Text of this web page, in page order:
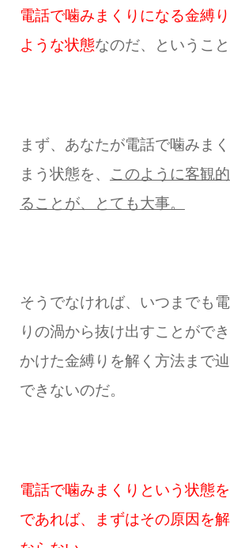
電話で噛みまくりになる金縛
ような状態なのだ、ということ
まず、あなたが電話で噛みま
まう状態を、
このように客観
ることが、とても大事。
そうでなければ、いつまでも
りの渦から抜け出すことがで
かけた金縛りを解く方法まで
できないのだ。
電話で噛みまくりという状態
であれば、まずはその原因を